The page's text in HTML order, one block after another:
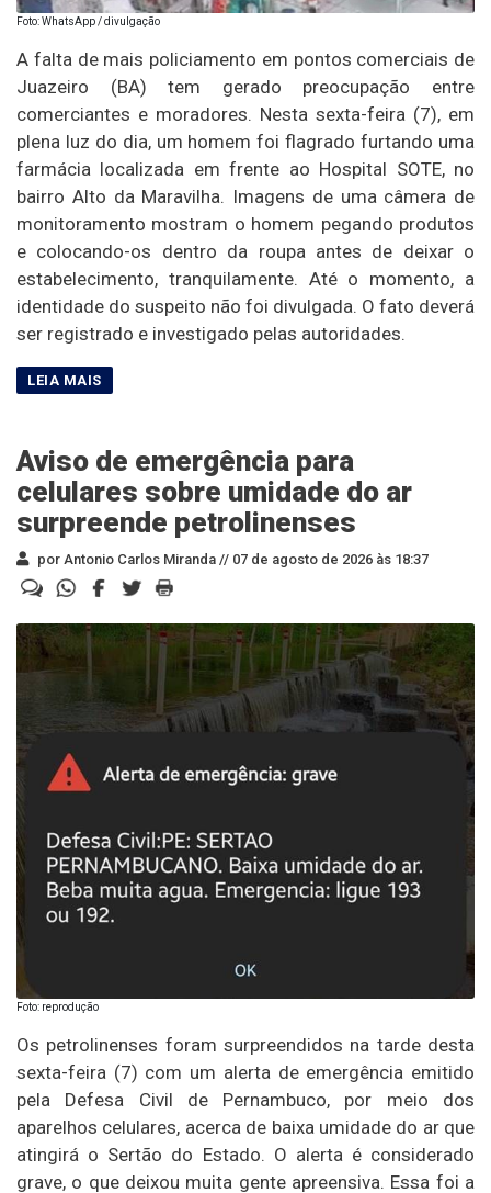
Foto: WhatsApp / divulgação
A falta de mais policiamento em pontos comerciais de
Juazeiro (BA) tem gerado preocupação entre
comerciantes e moradores. Nesta sexta-feira (7), em
plena luz do dia, um homem foi flagrado furtando uma
farmácia localizada em frente ao Hospital SOTE, no
bairro Alto da Maravilha. Imagens de uma câmera de
monitoramento mostram o homem pegando produtos
e colocando-os dentro da roupa antes de deixar o
estabelecimento, tranquilamente. Até o momento, a
identidade do suspeito não foi divulgada. O fato deverá
ser registrado e investigado pelas autoridades.
Aviso de emergência para
celulares sobre umidade do ar
surpreende petrolinenses
por Antonio Carlos Miranda // 07 de agosto de 2026 às 18:37
Foto: reprodução
Os petrolinenses foram surpreendidos na tarde desta
sexta-feira (7) com um alerta de emergência emitido
pela Defesa Civil de Pernambuco, por meio dos
aparelhos celulares, acerca de baixa umidade do ar que
atingirá o Sertão do Estado. O alerta é considerado
grave, o que deixou muita gente apreensiva. Essa foi a